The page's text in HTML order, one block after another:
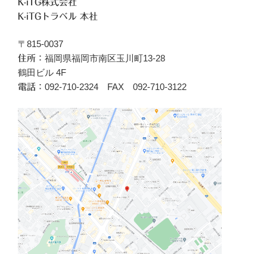
K-iTG株式会社
K-iTGトラベル 本社
〒815-0037
住所： 福岡県福岡市南区玉川町13-28
鶴田ビル 4F
電話： 092-710-2324 FAX 092-710-3122